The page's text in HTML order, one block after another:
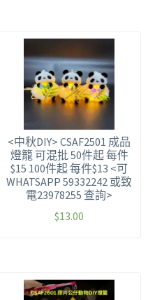
<中秋DIY> CSAF2501 成品
燈籠 可混批 50件起 每件
$15 100件起 每件$13 <可
WHATSAPP 59332242 或致
電23978255 查詢>
$13.00